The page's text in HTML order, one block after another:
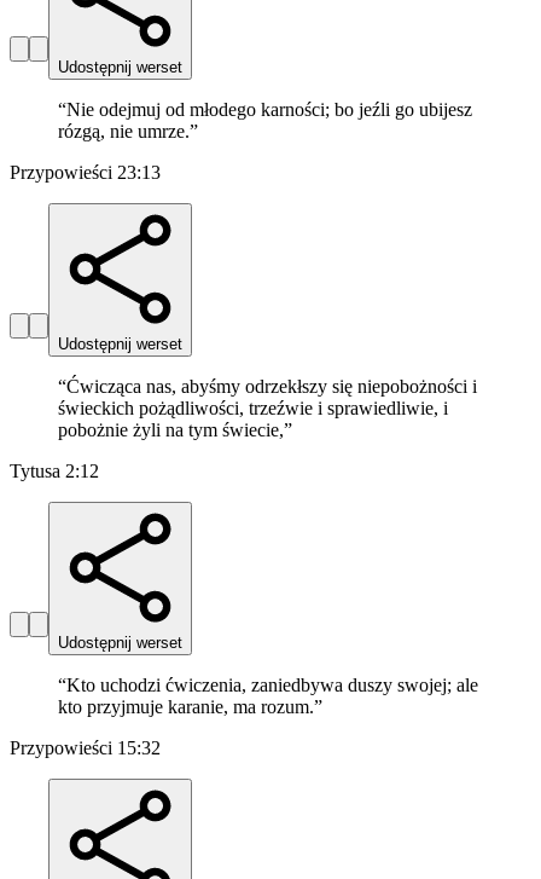
Udostępnij werset
“Nie odejmuj od młodego karności; bo jeźli go ubijesz
rózgą, nie umrze.”
Przypowieści 23:13
Udostępnij werset
“Ćwicząca nas, abyśmy odrzekłszy się niepobożności i
świeckich pożądliwości, trzeźwie i sprawiedliwie, i
pobożnie żyli na tym świecie,”
Tytusa 2:12
Udostępnij werset
“Kto uchodzi ćwiczenia, zaniedbywa duszy swojej; ale
kto przyjmuje karanie, ma rozum.”
Przypowieści 15:32